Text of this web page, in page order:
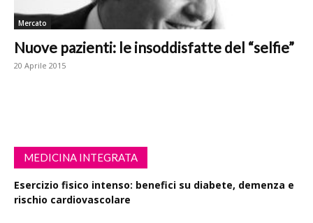
Mercato
Nuove pazienti: le insoddisfatte del “selfie”
20 Aprile 2015
MEDICINA INTEGRATA
Esercizio fisico intenso: benefici su diabete, demenza e
rischio cardiovascolare